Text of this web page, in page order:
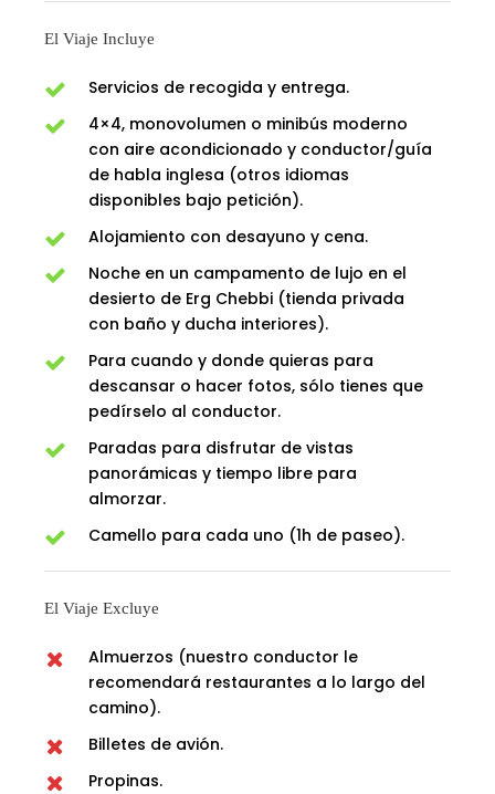
El Viaje Incluye
Servicios de recogida y entrega.
4×4, monovolumen o minibús moderno
con aire acondicionado y conductor/guía
de habla inglesa (otros idiomas
disponibles bajo petición).
Alojamiento con desayuno y cena.
Noche en un campamento de lujo en el
desierto de Erg Chebbi (tienda privada
con baño y ducha interiores).
Para cuando y donde quieras para
descansar o hacer fotos, sólo tienes que
pedírselo al conductor.
Paradas para disfrutar de vistas
panorámicas y tiempo libre para
almorzar.
Camello para cada uno (1h de paseo).
El Viaje Excluye
Almuerzos (nuestro conductor le
recomendará restaurantes a lo largo del
camino).
Billetes de avión.
Propinas.